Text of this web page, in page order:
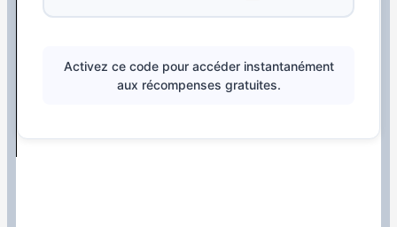
Activez ce code pour accéder instantanément
aux récompenses gratuites.